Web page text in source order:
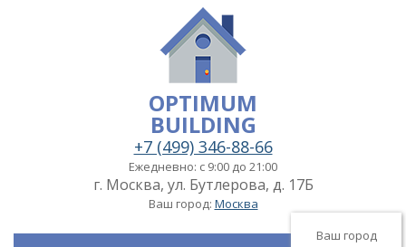
OPTIMUM
BUILDING
+7 (499) 346-88-66
Ежедневно: с 9:00 до 21:00
г. Москва, ул. Бутлерова, д. 17Б
Ваш город: Москва
Ваш город